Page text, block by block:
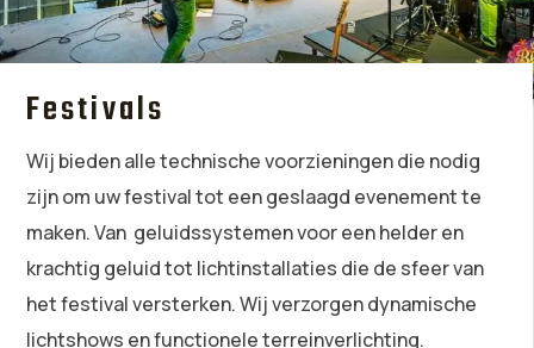
Festivals
Wij bieden alle technische voorzieningen die nodig
zijn om uw festival tot een geslaagd evenement te
maken. Van geluidssystemen voor een helder en
krachtig geluid tot lichtinstallaties die de sfeer van
het festival versterken. Wij verzorgen dynamische
lichtshows en functionele terreinverlichting.